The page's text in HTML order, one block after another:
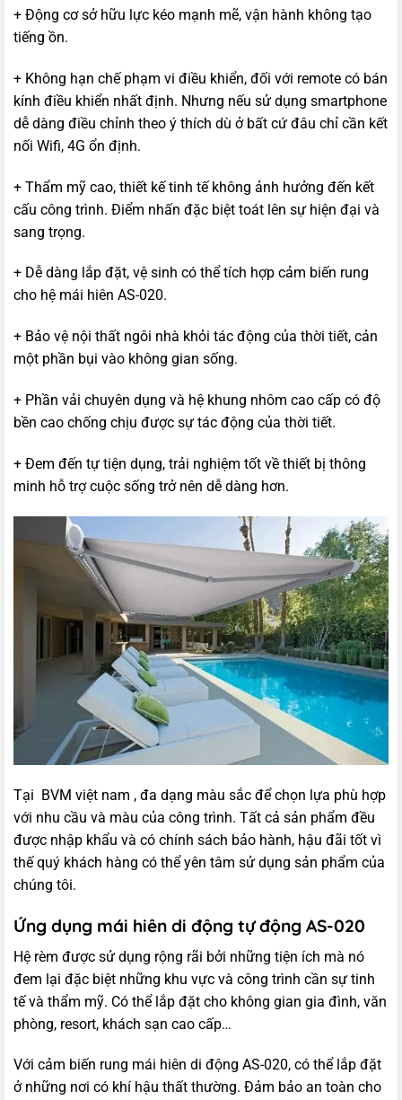
+ Động cơ sở hữu lực kéo mạnh mẽ, vận hành không tạo
tiếng ồn.
+ Không hạn chế phạm vi điều khiển, đối với remote có bán
kính điều khiển nhất định. Nhưng nếu sử dụng smartphone
dễ dàng điều chỉnh theo ý thích dù ở bất cứ đâu chỉ cần kết
nối Wifi, 4G ổn định.
+ Thẩm mỹ cao, thiết kế tinh tế không ảnh hưởng đến kết
cấu công trình. Điểm nhấn đặc biệt toát lên sự hiện đại và
sang trọng.
+ Dễ dàng lắp đặt, vệ sinh có thể tích hợp cảm biến rung
cho hệ mái hiên AS-020.
+ Bảo vệ nội thất ngôi nhà khỏi tác động của thời tiết, cản
một phần bụi vào không gian sống.
+ Phần vải chuyên dụng và hệ khung nhôm cao cấp có độ
bền cao chống chịu được sự tác động của thời tiết.
+ Đem đến tự tiện dụng, trải nghiệm tốt về thiết bị thông
minh hỗ trợ cuộc sống trở nên dễ dàng hơn.
Tại BVM việt nam , đa dạng màu sắc để chọn lựa phù hợp
với nhu cầu và màu của công trình. Tất cả sản phẩm đều
được nhập khẩu và có chính sách bảo hành, hậu đãi tốt vì
thế quý khách hàng có thể yên tâm sử dụng sản phẩm của
chúng tôi.
Ứng dụng mái hiên di động tự động AS-020
Hệ rèm được sử dụng rộng rãi bởi những tiện ích mà nó
đem lại đặc biệt những khu vực và công trình cần sự tinh
tế và thẩm mỹ. Có thể lắp đặt cho không gian gia đình, văn
phòng, resort, khách sạn cao cấp…
Với cảm biến rung mái hiên di động AS-020, có thể lắp đặt
ở những nơi có khí hậu thất thường. Đảm bảo an toàn cho